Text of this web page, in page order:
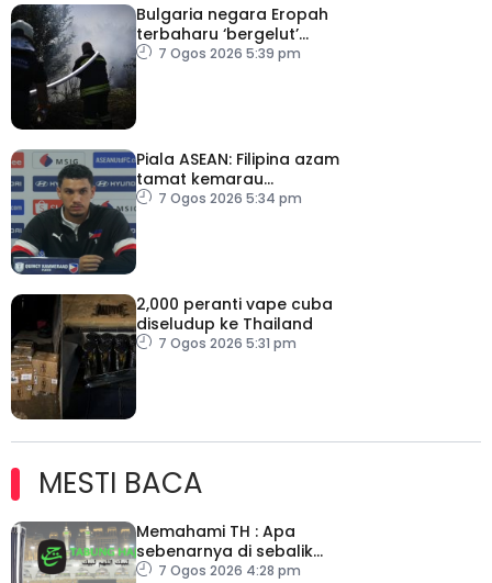
Bulgaria negara Eropah
terbaharu ‘bergelut’
kebakaran hutan
7 Ogos 2026 5:39 pm
Piala ASEAN: Filipina azam
tamat kemarau
kemenangan ke atas
7 Ogos 2026 5:34 pm
2,000 peranti vape cuba
diseludup ke Thailand
7 Ogos 2026 5:31 pm
MESTI BACA
Memahami TH : Apa
sebenarnya di sebalik
angka
7 Ogos 2026 4:28 pm